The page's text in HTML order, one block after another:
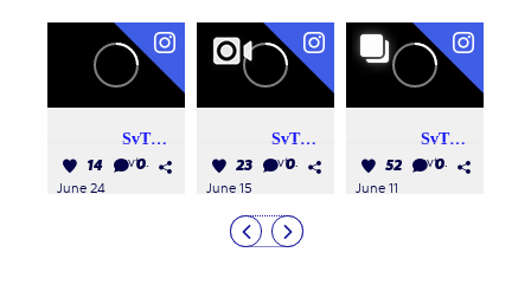
SvTF Väst
svtf_vast
June 24
14 0
SvTF Väst
svtf_vast
June 15
23 0
SvTF Väst
svtf_vast
June 11
52 0